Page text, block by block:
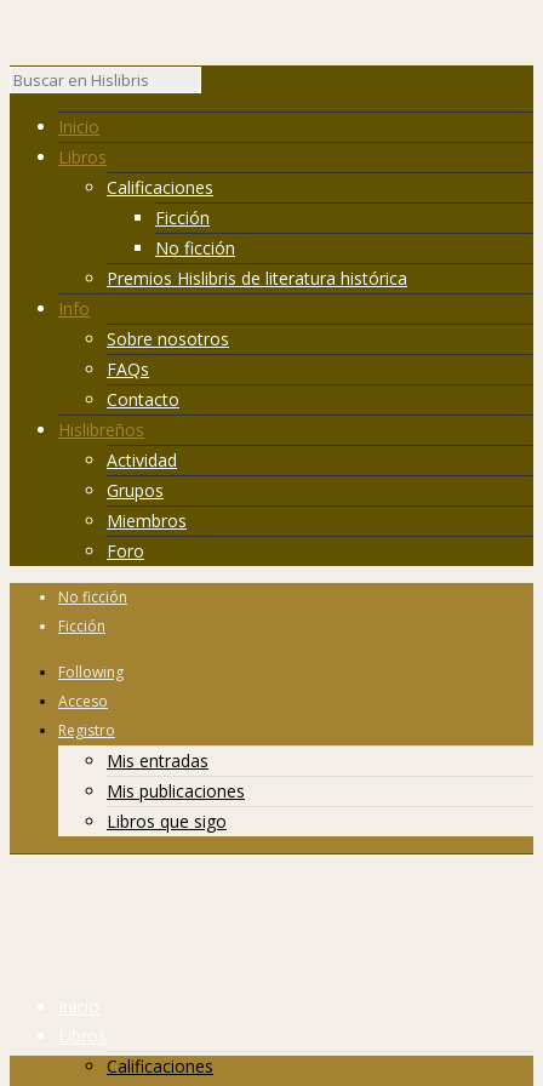
Inicio
Libros
Calificaciones
Ficción
No ficción
Premios Hislibris de literatura histórica
Info
Sobre nosotros
FAQs
Contacto
Hislibreños
Actividad
Grupos
Miembros
Foro
No ficción
Ficción
Following
Acceso
Registro
Mis entradas
Mis publicaciones
Libros que sigo
Inicio
Libros
Calificaciones